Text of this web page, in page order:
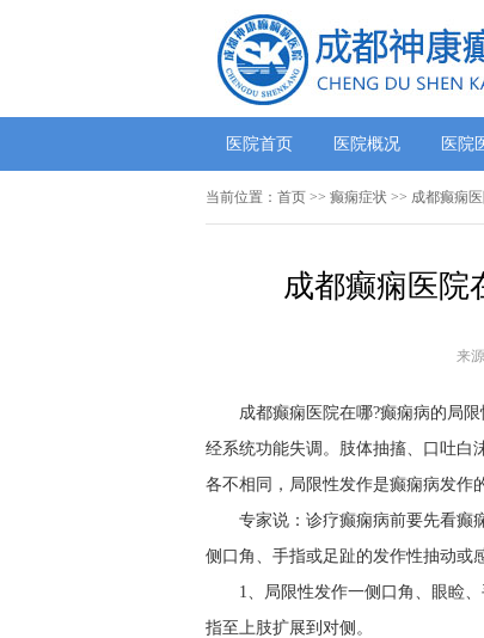
医院首页 医院概况 医院
当前位置： 首页 >> 癫痫症状 >> 成都癫痫
成都癫痫医院
来
成都癫痫医院在哪?癫痫病的局
经系统功能失调。肢体抽搐、口吐白
各不相同，局限性发作是癫痫病发作
专家说：诊疗癫痫病前要先看癫
侧口角、手指或足趾的发作性抽动或
1、局限性发作一侧口角、眼睑
指至上肢扩展到对侧。